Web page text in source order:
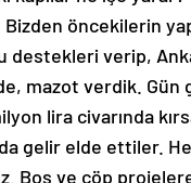
öncekilerin
destekleri verip,
mazot verdik. Gün
lira civarında
gelir elde ettiler.
Boş ve çöp